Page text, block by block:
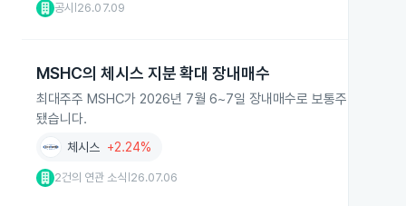
공시 26.07.09
MSHC의 체시스 지분 확대 장내매수
최대주주 MSHC가 2026년 7월 6~7일 장내매수로 보통주 21,023
됐습니다.
체시스 +2.24%
2건의 연관 소식 26.07.06